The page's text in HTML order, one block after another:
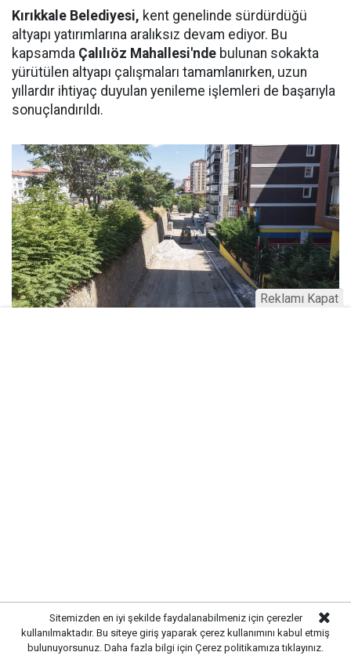
Kırıkkale Belediyesi, kent genelinde sürdürdüğü
altyapı yatırımlarına aralıksız devam ediyor. Bu
kapsamda Çalılıöz Mahallesi'nde bulunan sokakta
yürütülen altyapı çalışmaları tamamlanırken, uzun
yıllardır ihtiyaç duyulan yenileme işlemleri de başarıyla
sonuçlandırıldı.
Sitemizden en iyi şekilde faydalanabilmeniz için çerezler
kullanılmaktadır. Bu siteye giriş yaparak çerez kullanımını kabul etmiş
bulunuyorsunuz. Daha fazla bilgi için Çerez politikamıza tıklayınız.
Reklamı Kapat